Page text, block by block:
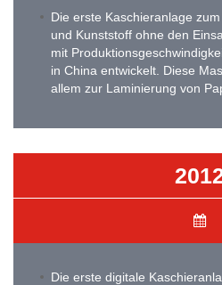
Die erste Kaschieranlage
und Kunststoff ohne den
mit
in China entwickelt. Diese
allem zur Laminierung von
Die erste digitale